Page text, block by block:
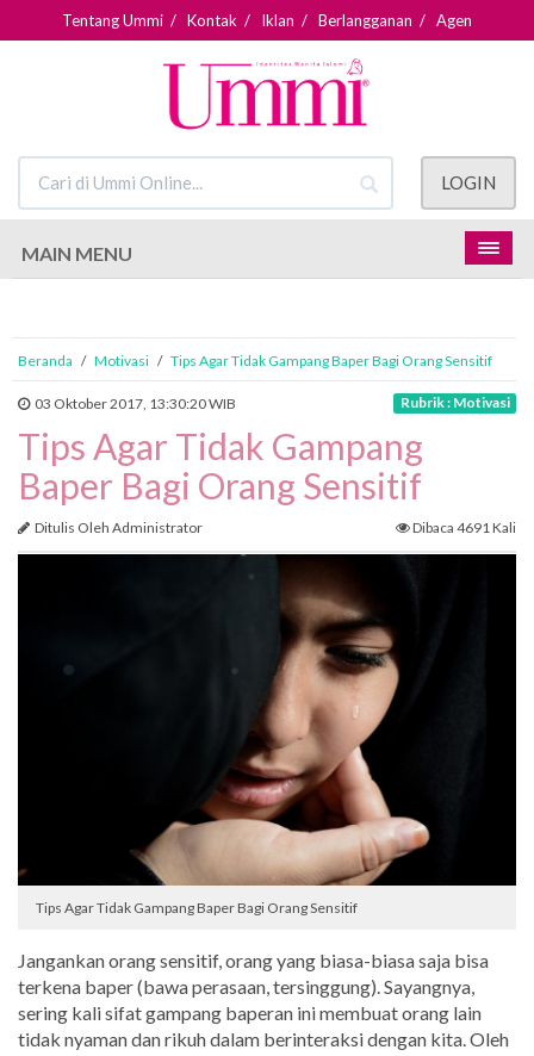
Tentang Ummi / Kontak / Iklan / Berlangganan / Agen
LOGIN
MAIN MENU
Beranda / Motivasi / Tips Agar Tidak Gampang Baper Bagi Orang Sensitif
03 Oktober 2017, 13:30:20 WIB Rubrik : Motivasi
Tips Agar Tidak Gampang
Baper Bagi Orang Sensitif
Ditulis Oleh Administrator Dibaca 4691 Kali
Tips Agar Tidak Gampang Baper Bagi Orang Sensitif
Jangankan orang sensitif, orang yang biasa-biasa saja bisa
terkena baper (bawa perasaan, tersinggung). Sayangnya,
sering kali sifat gampang baperan ini membuat orang lain
tidak nyaman dan rikuh dalam berinteraksi dengan kita. Oleh